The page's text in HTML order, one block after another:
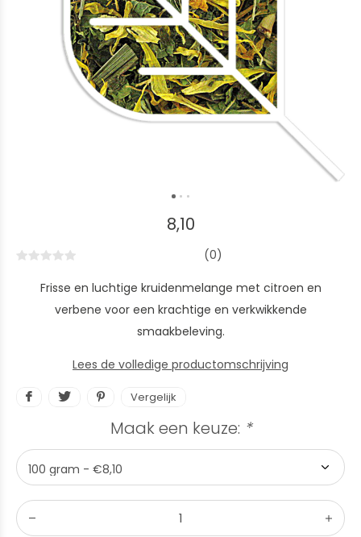
8,10
(0)
Frisse en luchtige kruidenmelange met citroen en
verbene voor een krachtige en verkwikkende
smaakbeleving.
Lees de volledige productomschrijving
Vergelijk
Maak een keuze: *